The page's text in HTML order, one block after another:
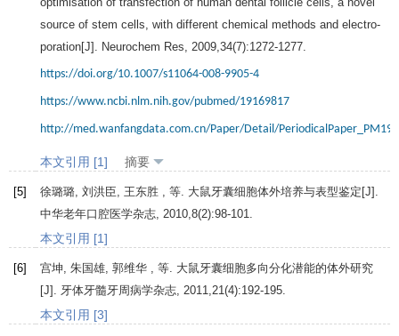
source of stem cells, with different chemical methods and electro-
poration[J]. Neurochem Res 2009 34(7):1272-1277.
https://doi.org/10.1007/s11064-008-9905-4
https://www.ncbi.nlm.nih.gov/pubmed/19169817
http://med.wanfangdata.com.cn/Paper/Detail/
本文引用 [1] 摘要
[5]
徐璐璐, 刘洪臣, 王东胜 , 等. 大鼠牙囊细胞体外培养与表型鉴定[J].
中华老年口腔医学杂志 2010 8(2):98-101.
本文引用 [1]
[6]
宫坤, 朱国雄, 郭维华 , 等. 大鼠牙囊细胞多向分化潜能的体外研究
[J]. 牙体牙髓牙周病学杂志 2011 21(4):192-195.
本文引用 [3]